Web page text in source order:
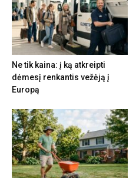
Ne tik kaina: į ką atkreipti
dėmesį renkantis vežėją į
Europą